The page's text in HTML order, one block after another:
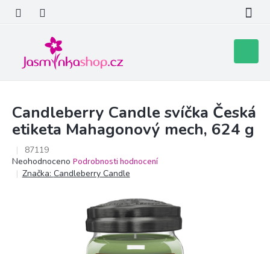
obsah
košík
Candleberry Candle svíčka Česká
etiketa Mahagonový mech, 624 g
87119
Průměrné
hodnocení
Neohodnoceno Podrobnosti hodnocení
Značka: Candleberry Candle